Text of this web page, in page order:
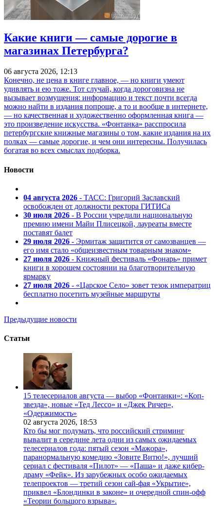
Какие книги — самые дорогие в
магазинах Петербурга?
06 августа 2026, 12:13
Конечно, не цена в книге главное, — но книги умеют
удивлять и ею тоже. Тот случай, когда дороговизна не
вызывает возмущения: информацию и текст почти всегда
можно найти в издания попроще, а то и вообще в интернете,
— но качественная и художественно оформленная книга —
это произведение искусства. «Фонтанка» расспросила
петербургские книжные магазины о том, какие издания на их
полках — самые дорогие, и чем они интересны. Получилась
богатая во всех смыслах подборка.
Новости
04 августа 2026 - ТАСС: Григорий Заславский
освобожден от должности ректора ГИТИСа
30 июля 2026 - В России учредили национальную
премию имени Майи Плисецкой, лауреаты вместе
поставят балет
29 июля 2026 - Эрмитаж защитится от самозванцев —
его имя стало «общеизвестным товарным знаком»
27 июля 2026 - Книжный фестиваль «Фонарь» примет
книги в хорошем состоянии на благотворительную
ярмарку
27 июля 2026 - «Царское Село» зовет тезок императриц
бесплатно посетить музейные маршруты
Предыдущие новости
Статьи
15 телесериалов августа — выбор «Фонтанки»: «Коп-
звезда», новые «Тед Лессо» и «Джек Ричер»,
«Одержимость»
02 августа 2026, 18:53
Кто бы мог подумать, что российский стриминг
вывалит в середине лета одни из самых ожидаемых
телесериалов года: пятый сезон «Мажора»,
паранормальную комедию «Зовите Витю!», лучший
сериал с фестиваля «Пилот» — «Паша» и даже кибер-
драму «Фейк». Из зарубежных особо ожидаемых
телепроектов — третий сезон сай-фая «Укрытие»,
приквел «Блондинки в законе» и очередной спин-офф
«Теории большого взрыва».